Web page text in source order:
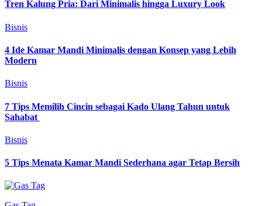
Tren Kalung Pria: Dari Minimalis hingga Luxury Look
Bisnis
4 Ide Kamar Mandi Minimalis dengan Konsep yang Lebih
Modern
Bisnis
7 Tips Memilih Cincin sebagai Kado Ulang Tahun untuk
Sahabat
Bisnis
5 Tips Menata Kamar Mandi Sederhana agar Tetap Bersih